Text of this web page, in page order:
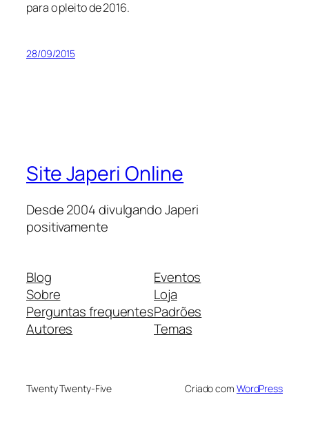
para o pleito de 2016.
28/09/2015
Site Japeri Online
Desde 2004 divulgando Japeri
positivamente
Blog
Sobre
Perguntas frequentes
Autores
Eventos
Loja
Padrões
Temas
Twenty Twenty-Five Criado com WordPress